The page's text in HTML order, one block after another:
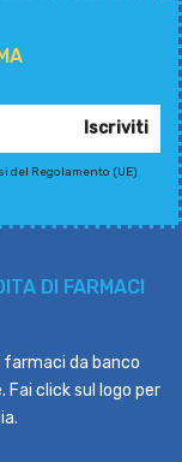
Iscriviti
del Regolamento (UE)
DI FARMACI
da banco
Fai click sul logo per